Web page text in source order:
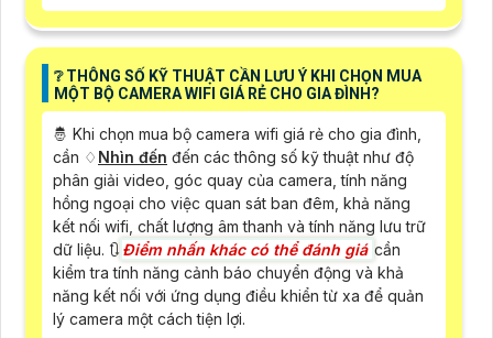
❔ THÔNG SỐ KỸ THUẬT CẦN LƯU Ý KHI CHỌN MUA
MỘT BỘ CAMERA WIFI GIÁ RẺ CHO GIA ĐÌNH?
🤴 Khi chọn mua bộ camera wifi giá rẻ cho gia đình,
cần ♢ Nhìn đến đến các thông số kỹ thuật như độ
phân giải video, góc quay của camera, tính năng
hồng ngoại cho việc quan sát ban đêm, khả năng
kết nối wifi, chất lượng âm thanh và tính năng lưu trữ
dữ liệu. 🔃 Điểm nhấn khác có thể đánh giá cần
kiểm tra tính năng cảnh báo chuyển động và khả
năng kết nối với ứng dụng điều khiển từ xa để quản
lý camera một cách tiện lợi.